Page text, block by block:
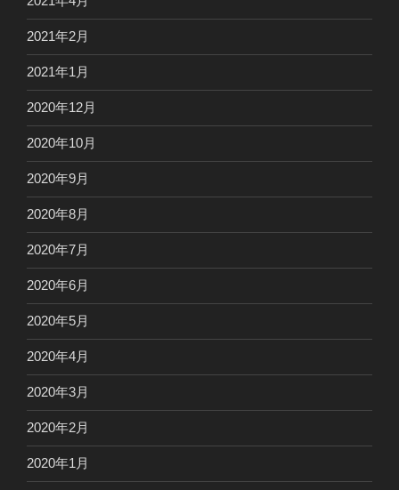
2021年2月
2021年1月
2020年12月
2020年10月
2020年9月
2020年8月
2020年7月
2020年6月
2020年5月
2020年4月
2020年3月
2020年2月
2020年1月